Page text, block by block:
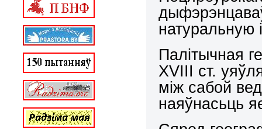
натуральную
Палітычная
ХVIIІ ст.
між сабой
наяўнасьць